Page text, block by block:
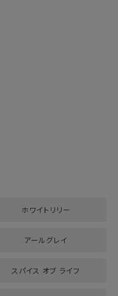
ホワイトリリー
アールグレイ
スパイス オブ ライフ